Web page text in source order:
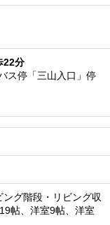
22分
ス停「三山入口」停
グ階段・リビング収
帖、洋室9帖、洋室